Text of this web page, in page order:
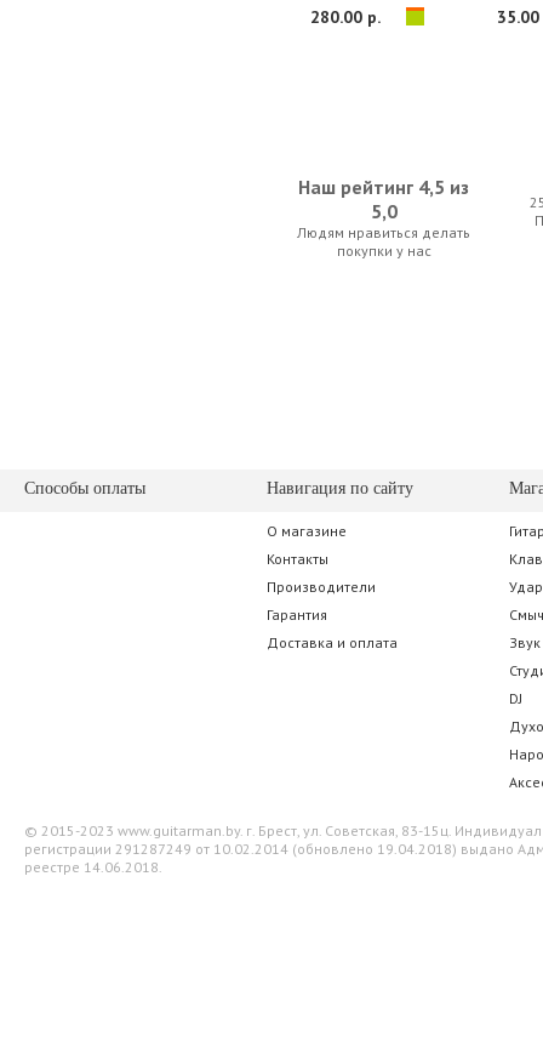
280.00 р. 35.00
Thomastik Dominant 133W Light 4/4Euphony
24.50 р.
Наш рейтинг 4,5 из
5,0
Людям нравиться делать
покупки у нас
Способы оплаты Навигация по сайту
О магазине
Контакты
Производители
Гарантия
Доставка и оплата
Звук
DJ
© 2015-2023 www.guitarman.by. г. Брест, ул. Советская, 83-15ц.
регистрации 291287249 от 10.02.2014 (обновлено 19.04.2018) выдано
реестре 14.06.2018.